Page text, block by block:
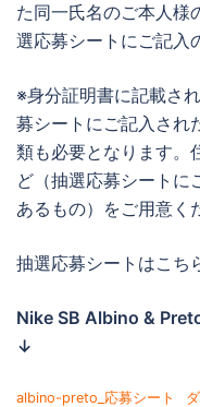
た同一氏名のご本人様
選応募シートにご記入
※身分証明書に記載さ
募シートにご記入され
類も必要となります。
ど（抽選応募シートに
あるもの）をご用意く
抽選応募シートはこち
Nike SB Albino &
↓
albino-preto_応募シート